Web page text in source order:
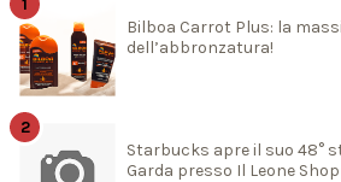
Bilboa Carrot Plus: la
dell’abbronzatura!
Starbucks apre il suo 48°
Garda presso Il Leone